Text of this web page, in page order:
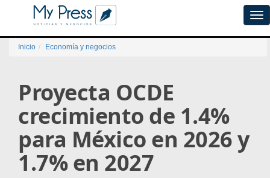
Inicio Economía y negocios
Proyecta OCDE
crecimiento de 1.4%
para México en 2026 y
1.7% en 2027